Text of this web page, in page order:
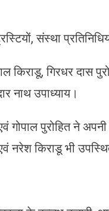
संस्था
किराडू, गिरधर दास
नाथ उपाध्याय।
गोपाल पुरोहित ने
नरेश किराडू भी